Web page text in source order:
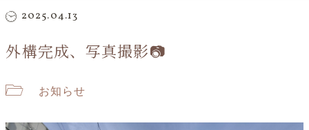
す
2025.04.13
外構完成、写真撮影📷
お知らせ